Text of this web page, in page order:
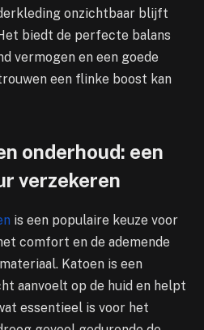
onzichtbaar blijft
biedt de perfecte balans
vermogen en een goede
een flinke boost kan
onderhoud: een
verzekeren
is een populaire keuze voor
comfort en de ademende
Katoen is een
aanvoelt op de huid en helpt
essentieel is voor het